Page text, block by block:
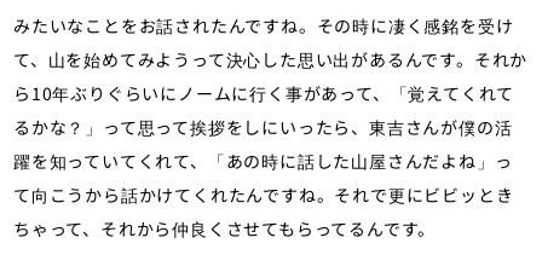
みたいなことをお話されたんですね。その時に凄く感銘を受け
て、山を始めてみようって決心した思い出があるんです。それか
ら10年ぶりぐらいにノームに行く事があって、「覚えてくれて
るかな？」って思って挨拶をしにいったら、東吉さんが僕の活
躍を知っていてくれて、「あの時に話した山屋さんだよね」っ
て向こうから話かけてくれたんですね。それで更にビビッとき
ちゃって、それから仲良くさせてもらってるんです。